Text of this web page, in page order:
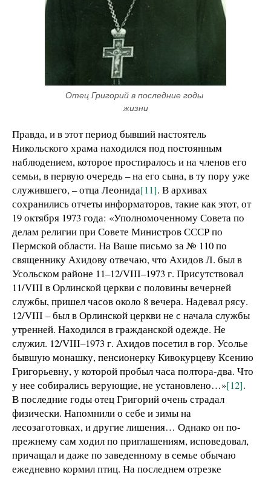
Отец Григорий в последние годы
жизни
Правда, и в этот период бывший настоятель
Никольского храма находился под постоянным
наблюдением, которое простиралось и на членов его
семьи, в первую очередь – на его сына, в ту пору уже
служившего, – отца Леонида[11]. В архивах
сохранились отчеты информаторов, такие как этот, от
19 октября 1973 года: «Уполномоченному Совета по
делам религии при Совете Министров СССР по
Пермской области. На Ваше письмо за № 110 по
священнику Ахидову отвечаю, что Ахидов Л. был в
Усольском районе 11–12/VIII–1973 г. Присутствовал
11/VIII в Орлинской церкви с половины вечерней
службы, пришел часов около 8 вечера. Надевал рясу.
12/VIII – был в Орлинской церкви не с начала службы
утренней. Находился в гражданской одежде. Не
служил. 12/VIII–1973 г. Ахидов посетил в гор. Усолье
бывшую монашку, пенсионерку Кивокурцеву Ксению
Григорьевну, у которой пробыл часа полтора-два. Что
у нее собирались верующие, не установлено…»[12].
В последние годы отец Григорий очень страдал
физически. Напомнили о себе и зимы на
лесозаготовках, и другие лишения… Однако он по-
прежнему сам ходил по приглашениям, исповедовал,
причащал и даже по заведенному в семье обычаю
ежедневно кормил птиц. На последнем отрезке